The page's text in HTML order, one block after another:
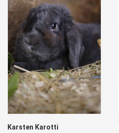
Karsten Karotti